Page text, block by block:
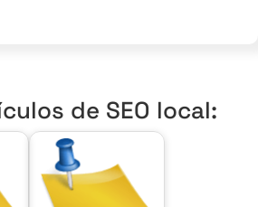
de SEO local: